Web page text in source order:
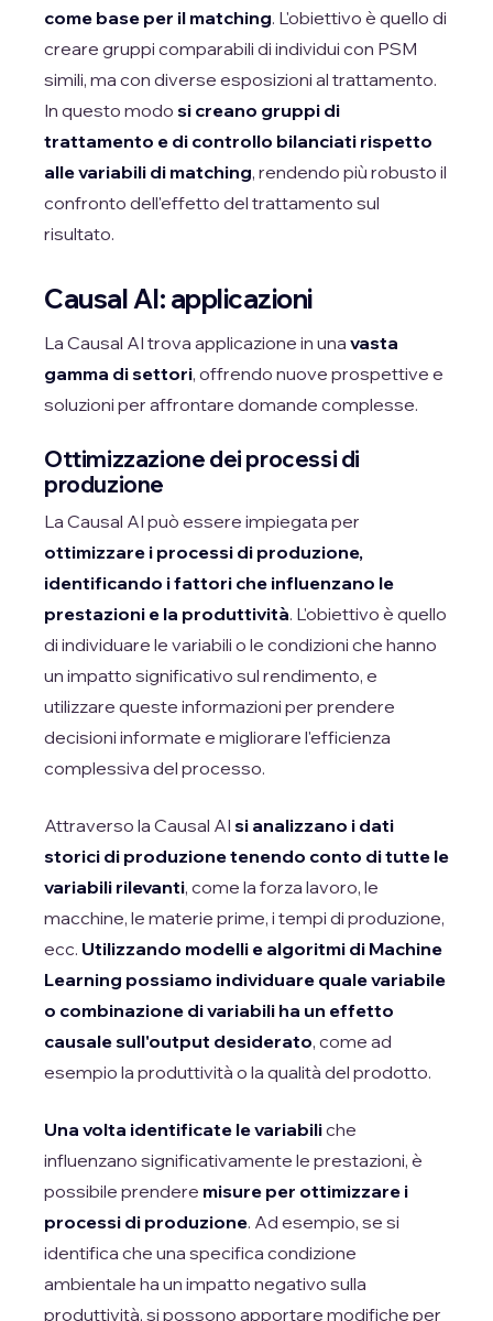
come base per il matching. L'obiettivo è quello di
creare gruppi comparabili di individui con PSM
simili, ma con diverse esposizioni al trattamento.
In questo modo si creano gruppi di
trattamento e di controllo bilanciati rispetto
alle variabili di matching, rendendo più robusto il
confronto dell'effetto del trattamento sul
risultato.
Causal AI: applicazioni
La Causal AI trova applicazione in una vasta
gamma di settori, offrendo nuove prospettive e
soluzioni per affrontare domande complesse.
Ottimizzazione dei processi di
produzione
La Causal AI può essere impiegata per
ottimizzare i processi di produzione,
identificando i fattori che influenzano le
prestazioni e la produttività. L'obiettivo è quello
di individuare le variabili o le condizioni che hanno
un impatto significativo sul rendimento, e
utilizzare queste informazioni per prendere
decisioni informate e migliorare l'efficienza
complessiva del processo.
Attraverso la Causal AI si analizzano i dati
storici di produzione tenendo conto di tutte le
variabili rilevanti, come la forza lavoro, le
macchine, le materie prime, i tempi di produzione,
ecc. Utilizzando modelli e algoritmi di Machine
Learning possiamo individuare quale variabile
o combinazione di variabili ha un effetto
causale sull'output desiderato, come ad
esempio la produttività o la qualità del prodotto.
Una volta identificate le variabiliche
influenzano significativamente le prestazioni, è
possibile prendere misure per ottimizzare i
processi di produzione. Ad esempio, se si
identifica che una specifica condizione
ambientale ha un impatto negativo sulla
produttività, si possono apportare modifiche per